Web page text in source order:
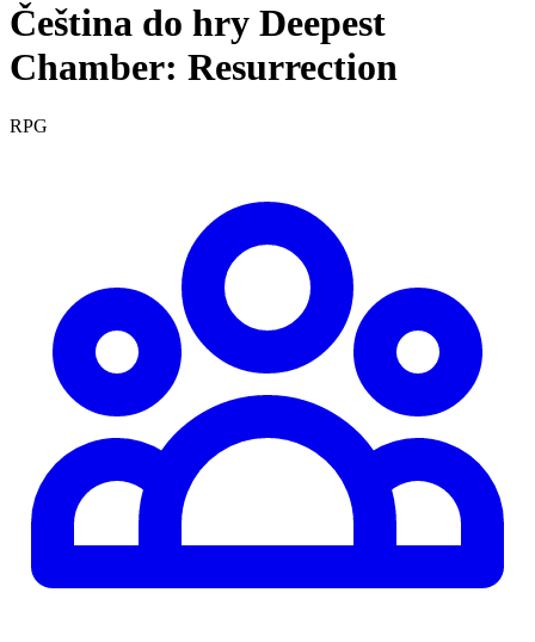
Čeština do hry Deepest
Chamber: Resurrection
RPG